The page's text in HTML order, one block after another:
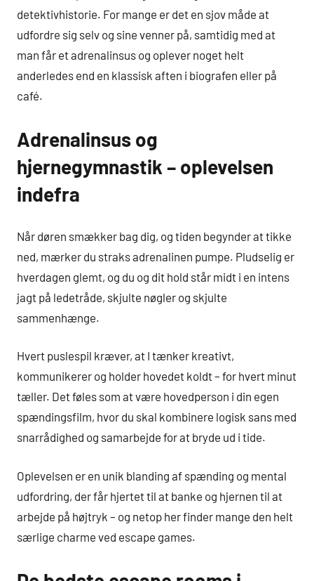
detektivhistorie. For mange er det en sjov måde at
udfordre sig selv og sine venner på, samtidig med at
man får et adrenalinsus og oplever noget helt
anderledes end en klassisk aften i biografen eller på
café.
Adrenalinsus og
hjernegymnastik – oplevelsen
indefra
Når døren smækker bag dig, og tiden begynder at tikke
ned, mærker du straks adrenalinen pumpe. Pludselig er
hverdagen glemt, og du og dit hold står midt i en intens
jagt på ledetråde, skjulte nøgler og skjulte
sammenhænge.
Hvert puslespil kræver, at I tænker kreativt,
kommunikerer og holder hovedet koldt – for hvert minut
tæller. Det føles som at være hovedperson i din egen
spændingsfilm, hvor du skal kombinere logisk sans med
snarrådighed og samarbejde for at bryde ud i tide.
Oplevelsen er en unik blanding af spænding og mental
udfordring, der får hjertet til at banke og hjernen til at
arbejde på højtryk – og netop her finder mange den helt
særlige charme ved escape games.